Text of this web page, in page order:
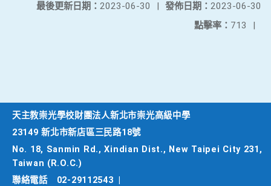
發佈日期： 2023-06-30
最後更新日期： 2023-06-30
|
點擊率： 713 |
天主教崇光學校財團法人新北市崇光高級中學
23149 新北市新店區三民路18號
No. 18, Sanmin Rd., Xindian Dist., New Taipei City 231,
Taiwan (R.O.C.)
聯絡電話
02-29112543